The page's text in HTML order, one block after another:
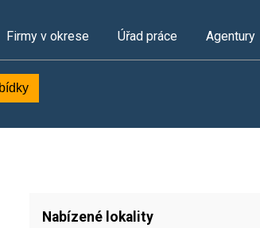
Firmy v okrese Úřad práce Agentury
Nabízené lokality